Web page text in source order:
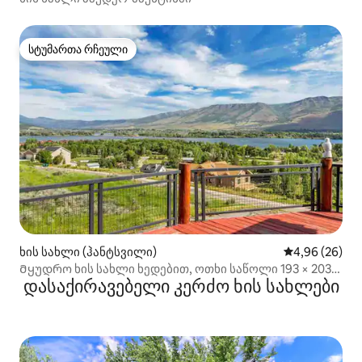
სტუმართა რჩეული
სტუმართა რჩეული
ხის სახლი (ჰანტსვილი) საშუალო
4,96 (26)
Მყუდრო ხის სახლი ხედებით, ოთხი საწოლი 193 × 203
სმ და ჯაკუზი!
დასაქირავებელი კერძო ხის სახლები